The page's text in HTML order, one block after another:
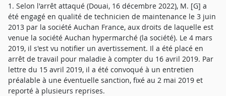
1. Selon l'arrêt attaqué (Douai, 16 décembre 2022), M. [G] a
été engagé en qualité de technicien de maintenance le 3 juin
2013 par la société Auchan France, aux droits de laquelle est
venue la société Auchan hypermarché (la société). Le 4 mars
2019, il s'est vu notifier un avertissement. Il a été placé en
arrêt de travail pour maladie à compter du 16 avril 2019. Par
lettre du 15 avril 2019, il a été convoqué à un entretien
préalable à une éventuelle sanction, fixé au 2 mai 2019 et
reporté à plusieurs reprises.